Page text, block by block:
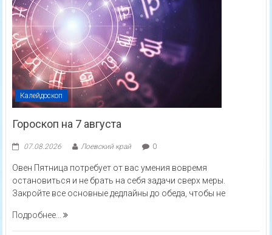
Калейдоскоп
Гороскоп на 7 августа
07.08.2026 Лоевский край 0
Овен Пятница потребует от вас умения вовремя
остановиться и не брать на себя задачи сверх меры.
Закройте все основные дедлайны до обеда, чтобы не
Подробнее...